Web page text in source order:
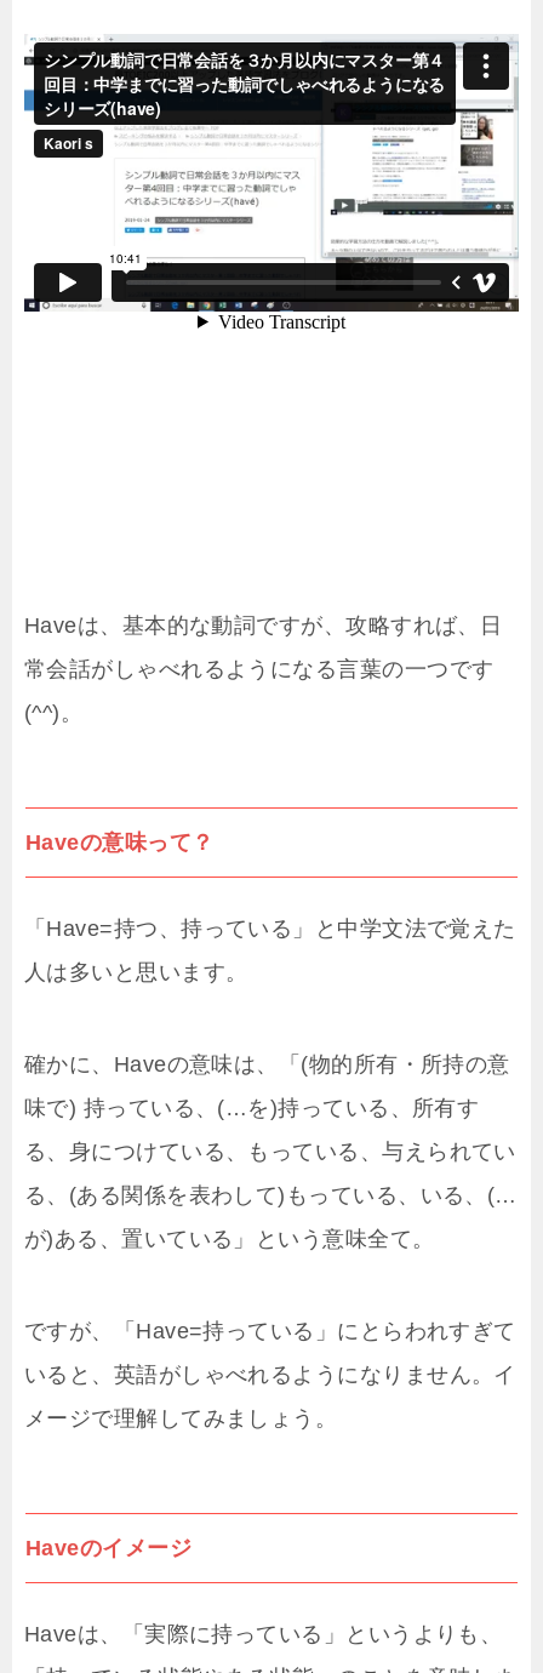
Haveは、基本的な動詞ですが、攻略すれば、日
常会話がしゃべれるようになる言葉の一つです
(^^)。
Haveの意味って？
「Have=持つ、持っている」と中学文法で覚えた
人は多いと思います。
確かに、Haveの意味は、「(物的所有・所持の意
味で) 持っている、(…を)持っている、所有す
る、身につけている、もっている、与えられてい
る、(ある関係を表わして)もっている、いる、(…
が)ある、置いている」という意味全て。
ですが、「Have=持っている」にとらわれすぎて
いると、英語がしゃべれるようになりません。イ
メージで理解してみましょう。
Haveのイメージ
Haveは、「実際に持っている」というよりも、